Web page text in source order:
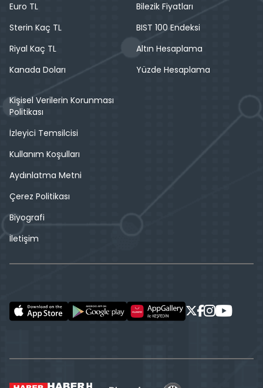
Euro TL
Sterin Kaç TL
Riyal Kaç TL
Kanada Doları
Bilezik Fiyatları
BIST 100 Endeksi
Altın Hesaplama
Yüzde Hesaplama
Kişisel Verilerin Korunması
Politikası
İzleyici Temsilcisi
Kullanım Koşulları
Aydınlatma Metni
Çerez Politikası
Biyografi
İletişim